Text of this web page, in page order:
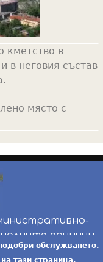
кметство в
и в неговия състав
място с
единици
-условия за
обслужването.
тази страница,